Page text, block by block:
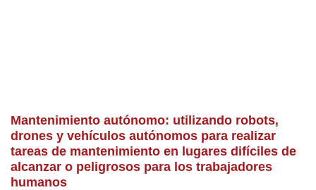
Mantenimiento autónomo: utilizando robots,
drones y vehículos autónomos para realizar
tareas de mantenimiento en lugares difíciles de
alcanzar o peligrosos para los trabajadores
humanos